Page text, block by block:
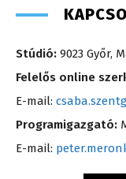
Stúdió: 9023 Győr,
Felelős online
E-mail:
Programigazgató:
E-mail: